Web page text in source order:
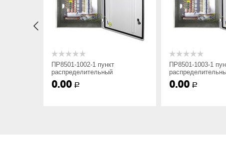
x Вариант установки:Утопленный-1;
yyy Номер схемы исполнения;
zz
Степень защиты оболочки и способ
ПР8501-1002-1 пункт
распределительный
0.00 Р
ПР8501-1003-1
0.00 Р